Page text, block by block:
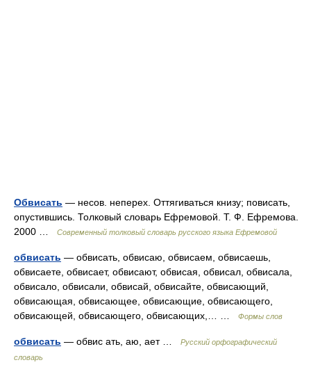
Обвисать — несов. неперех. Оттягиваться книзу; повисать,
опустившись. Толковый словарь Ефремовой. Т. Ф. Ефремова.
2000 …
Современный толковый словарь русского языка Ефремовой
обвисать — обвисать, обвисаю, обвисаем, обвисаешь,
обвисаете, обвисает, обвисают, обвисая, обвисал, обвисала,
обвисало, обвисали, обвисай, обвисайте, обвисающий,
обвисающая, обвисающее, обвисающие, обвисающего,
обвисающей, обвисающего, обвисающих,… …
Формы слов
обвисать — обвис ать, аю, ает …
Русский орфографический
словарь